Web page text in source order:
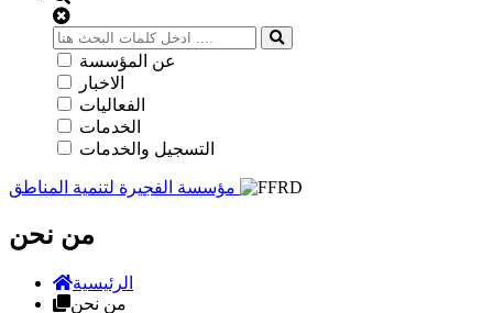
عن المؤسسة
الاخبار
الفعاليات
الخدمات
التسجيل والخدمات
من نحن
الرئيسية
من نحن